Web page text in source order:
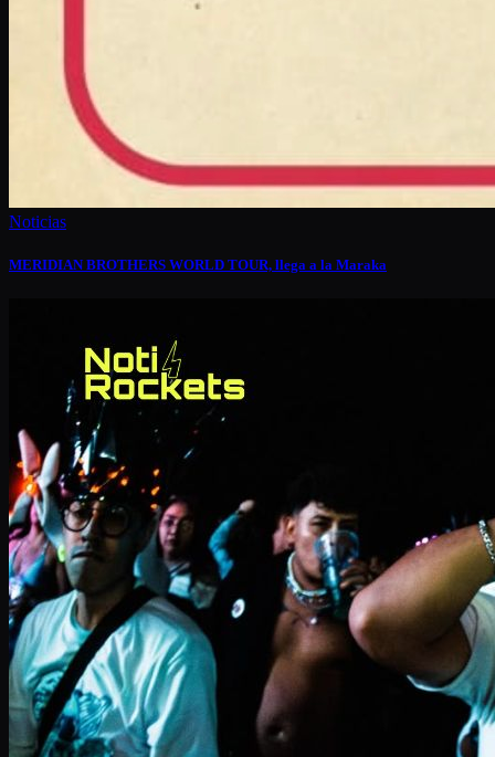
Noticias
MERIDIAN BROTHERS WORLD TOUR, llega a la Maraka